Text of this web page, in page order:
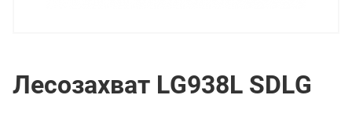
Лесозахват LG938L SDLG